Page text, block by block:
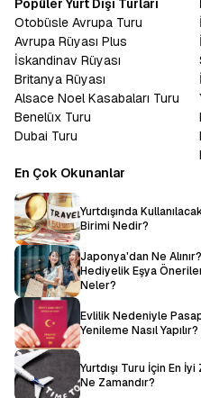
Popüler Yurt Dışı Turları
Otobüsle Avrupa Turu
Avrupa Rüyası Plus
İskandinav Rüyası
Britanya Rüyası
Alsace Noel Kasabaları Turu
Benelüx Turu
Dubai Turu
En Çok Okunanlar
Yurtdışında
Birimi Nedir?
Japonya'dan Ne Alınır?
Hediyelik Eşya
Neler?
Evlilik Nedeniyle
Yenileme Nasıl Yapılır?
Yurtdışı Turu İçin En İyi
Ne Zamandır?